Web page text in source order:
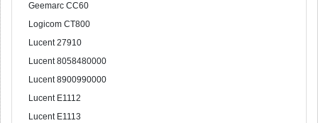
Geemarc CC60
Logicom CT800
Lucent 27910
Lucent 8058480000
Lucent 8900990000
Lucent E1112
Lucent E1113